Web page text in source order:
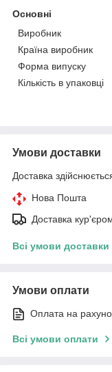
Основні
Виробник
Країна виробник
Форма випуску
Кількість в упаковці
Умови доставки
Доставка
Нова Пошта
Доставка
Всі умови доставки
Умови оплати
Оплата на
Всі умови оплати